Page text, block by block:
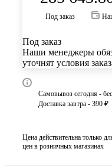
Под заказ
Под заказ
Наши менеджеры
уточнят условия
Самовывоз сегодня -
Доставка завтра - 390 ₽
Цена действительна только
цен в розничных магазинах